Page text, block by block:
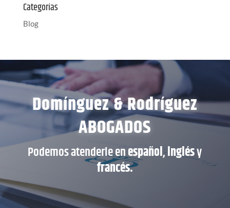
Categorías
Blog
Domínguez & Rodríguez
ABOGADOS
Podemos atenderle enespañol,inglésy
francés.